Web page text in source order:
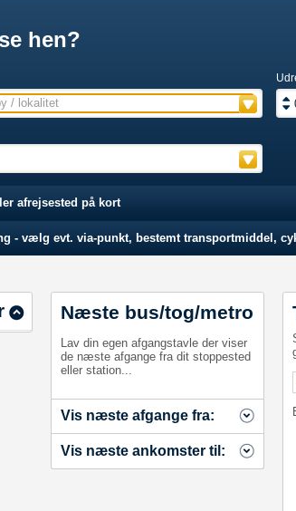
hen?
/ lokalitet
afrejsested på kort
- vælg evt. via-punkt, bestemt transportmiddel,
Næste bus/tog/metro
Lav din egen afgangstavle der viser
de næste afgange fra dit stoppested
eller station...
Vis næste afgange fra:
Vis næste ankomster til: